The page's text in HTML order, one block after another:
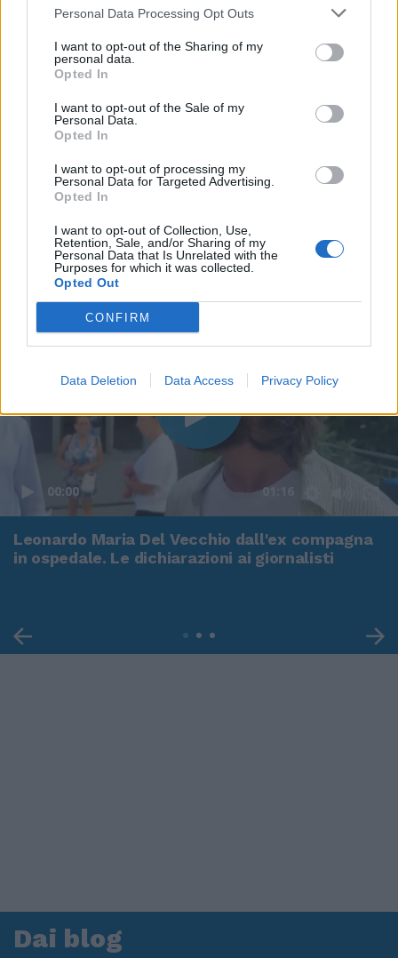
Personal Data Processing Opt Outs
I want to opt-out of the Sharing of my
personal data.
Opted In
I want to opt-out of the Sale of my
Personal Data.
Opted In
I want to opt-out of processing my
Personal Data for Targeted Advertising.
Opted In
I want to opt-out of Collection, Use,
Retention, Sale, and/or Sharing of my
Personal Data that Is Unrelated with the
Purposes for which it was collected.
Opted Out
CONFIRM
Data Deletion Data Access Privacy Policy
00:00 01:16
Leonardo Maria Del Vecchio dall'ex compagna
in ospedale. Le dichiarazioni ai giornalisti
Dai blog